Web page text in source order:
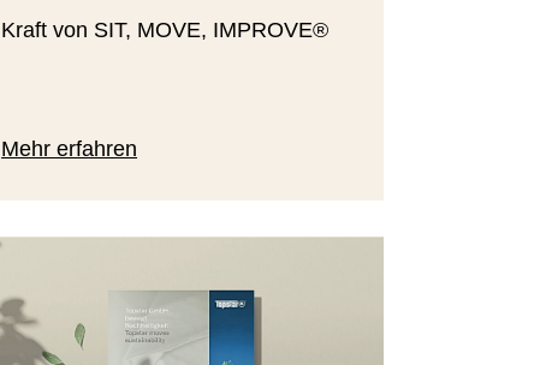
Kraft von SIT, MOVE, IMPROVE®
Mehr erfahren